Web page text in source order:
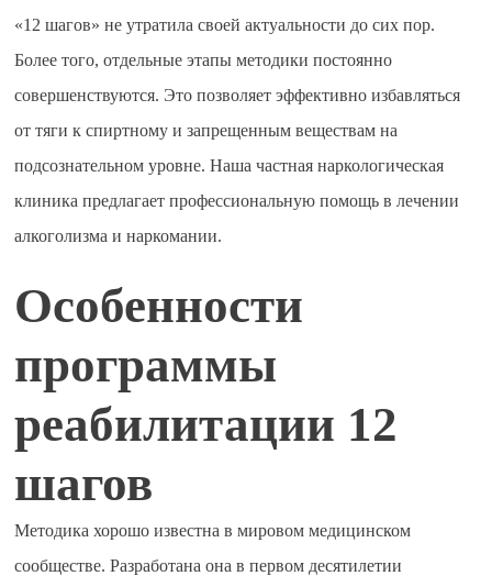
«12 шагов» не утратила своей актуальности до сих пор.
Более того, отдельные этапы методики постоянно
совершенствуются. Это позволяет эффективно избавляться
от тяги к спиртному и запрещенным веществам на
подсознательном уровне. Наша частная наркологическая
клиника предлагает профессиональную помощь в лечении
алкоголизма и наркомании.
Особенности
программы
реабилитации 12
шагов
Методика хорошо известна в мировом медицинском
сообществе. Разработана она в первом десятилетии